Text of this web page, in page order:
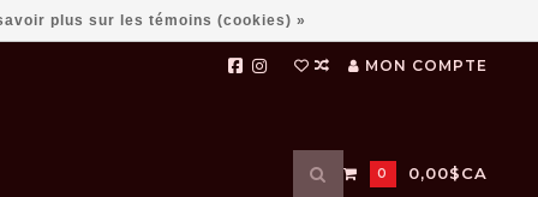
MON COMPTE
Utilisez
les
0 0,00$CA
plus sur les témoins (cookies) »